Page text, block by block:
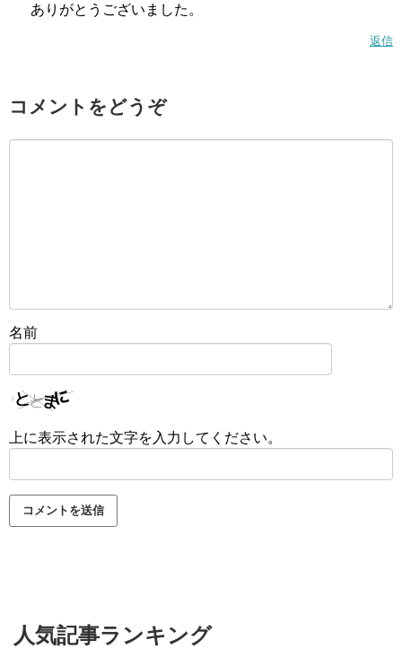
ありがとうございました。
返信
コメントをどうぞ
名前
上に表示された文字を入力してください。
人気記事ランキング